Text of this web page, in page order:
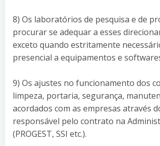
8) Os laboratórios de pesquisa e de
procurar se adequar a esses
exceto quando estritamente
presencial a equipamentos e
9) Os ajustes no funcionamento dos
limpeza, portaria, segurança,
acordados com as empresas através
responsável pelo contrato na
(PROGEST, SSI etc.).